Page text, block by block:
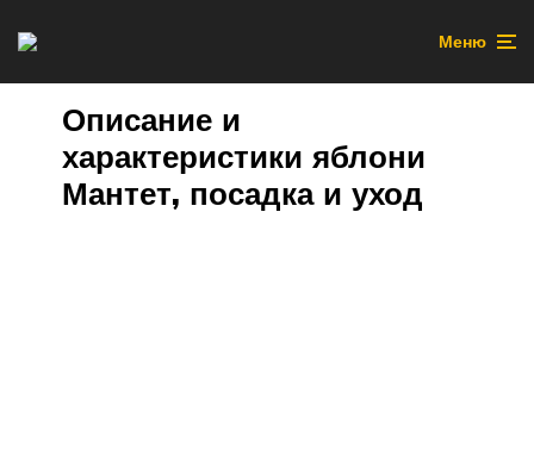
Меню
Описание и
характеристики яблони
Мантет, посадка и уход